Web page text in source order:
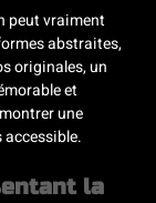
peut vraiment
abstraites,
originales, un
et
une
la